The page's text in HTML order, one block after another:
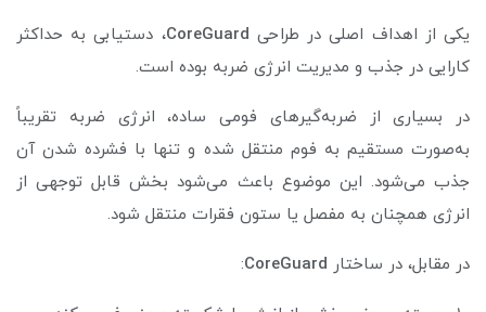
یکی از اهداف اصلی در طراحی CoreGuard
، دستیابی به حداکثر
کارایی در جذب و مدیریت انرژی ضربه بوده است.
در بسیاری از ضربه‌گیرهای فومی ساده، انرژی ضربه تقریباً
به‌صورت مستقیم به فوم منتقل شده و تنها با فشرده شدن آن
جذب می‌شود. این موضوع باعث می‌شود بخش قابل توجهی از
انرژی همچنان به مفصل یا ستون فقرات منتقل شود.
در مقابل، در ساختار CoreGuard
: